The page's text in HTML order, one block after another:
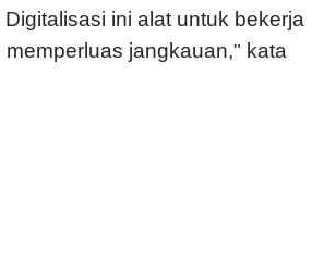
ini alat untuk bekerja
memperluas jangkauan," kata